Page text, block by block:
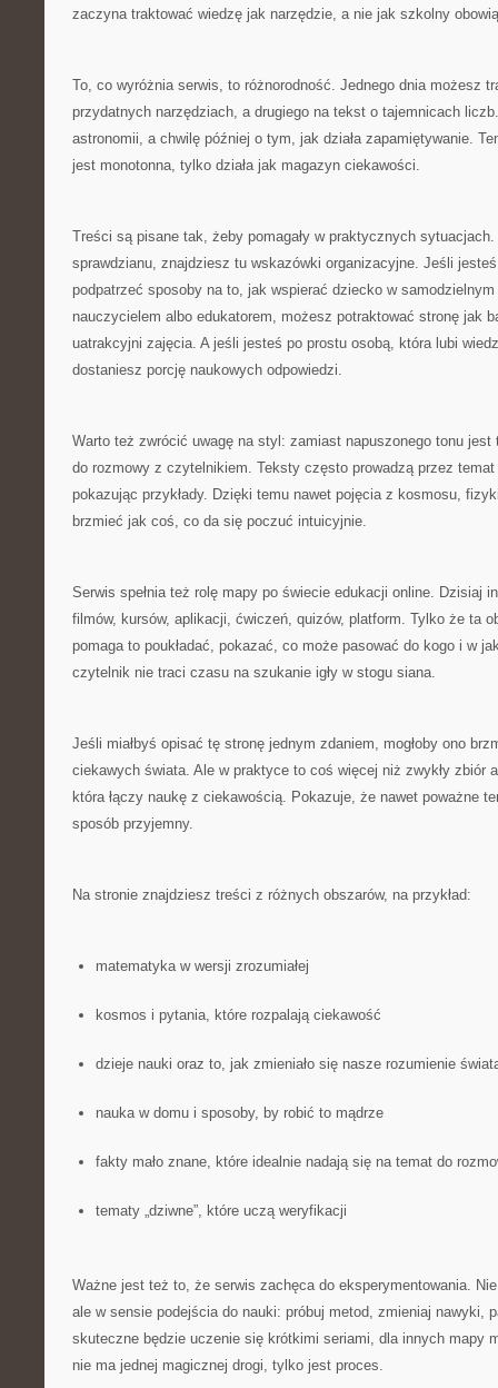
zaczyna traktować wiedzę jak narzędzie, a nie jak szkolny
To, co wyróżnia serwis, to różnorodność. Jednego dnia możesz
przydatnych narzędziach, a drugiego na tekst o tajemnicach
astronomii, a chwilę później o tym, jak działa zapamiętywanie.
jest monotonna, tylko działa jak magazyn ciekawości.
Treści są pisane tak, żeby pomagały w praktycznych
sprawdzianu, znajdziesz tu wskazówki organizacyjne. Jeśli
podpatrzeć sposoby na to, jak wspierać dziecko w
nauczycielem albo edukatorem, możesz potraktować stronę jak
uatrakcyjni zajęcia. A jeśli jesteś po prostu osobą, która lubi
dostaniesz porcję naukowych odpowiedzi.
Warto też zwrócić uwagę na styl: zamiast napuszonego tonu jest
do rozmowy z czytelnikiem. Teksty często prowadzą przez
pokazując przykłady. Dzięki temu nawet pojęcia z kosmosu,
brzmieć jak coś, co da się poczuć intuicyjnie.
Serwis spełnia też rolę mapy po świecie edukacji online. Dzisiaj
filmów, kursów, aplikacji, ćwiczeń, quizów, platform. Tylko że ta
pomaga to poukładać, pokazać, co może pasować do kogo i w
czytelnik nie traci czasu na szukanie igły w stogu siana.
Jeśli miałbyś opisać tę stronę jednym zdaniem, mogłoby ono
ciekawych świata. Ale w praktyce to coś więcej niż zwykły zbiór
która łączy naukę z ciekawością. Pokazuje, że nawet poważne
sposób przyjemny.
Na stronie znajdziesz treści z różnych obszarów, na przykład:
matematyka w wersji zrozumiałej
kosmos i pytania, które rozpalają ciekawość
dzieje nauki oraz to, jak zmieniało się nasze rozumienie
nauka w domu i sposoby, by robić to mądrze
fakty mało znane, które idealnie nadają się na temat do
tematy „dziwne”, które uczą weryfikacji
Ważne jest też to, że serwis zachęca do eksperymentowania.
ale w sensie podejścia do nauki: próbuj metod, zmieniaj nawyki,
skuteczne będzie uczenie się krótkimi seriami, dla innych mapy
nie ma jednej magicznej drogi, tylko jest proces.